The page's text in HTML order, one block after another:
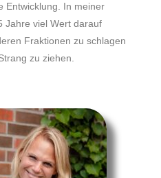
Entwicklung. In meiner
Jahre viel Wert darauf
Fraktionen zu schlagen
zu ziehen.